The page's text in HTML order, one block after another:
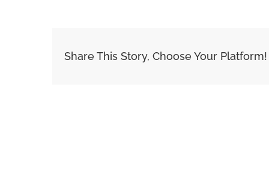
Share This Story, Choose Your Platform!